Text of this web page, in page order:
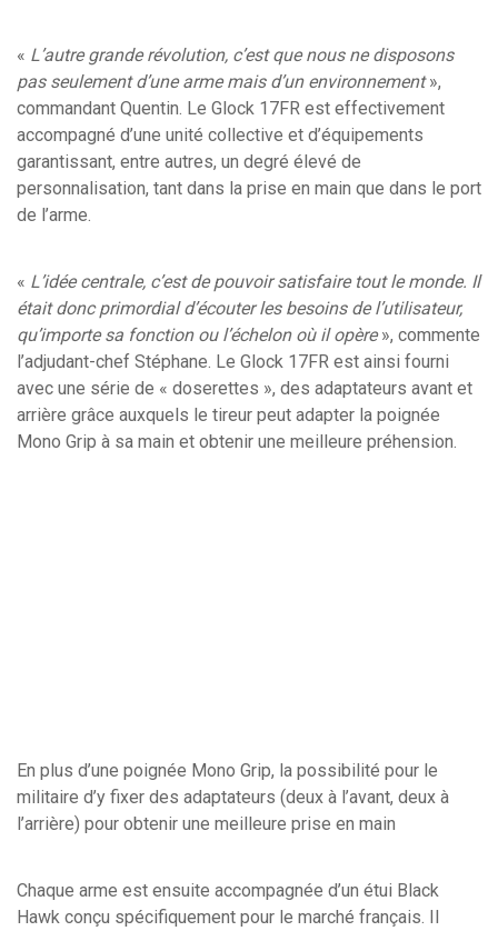
« L’autre grande révolution, c’est que nous ne disposons
pas seulement d’une arme mais d’un environnement»,
commandant Quentin. Le Glock 17FR est effectivement
accompagné d’une unité collective et d’équipements
garantissant, entre autres, un degré élevé de
personnalisation, tant dans la prise en main que dans le port
de l’arme.
« L’idée centrale, c’est de pouvoir satisfaire tout le monde. Il
était donc primordial d’écouter les besoins de l’utilisateur,
qu’importe sa fonction ou l’échelon où il opère», commente
l’adjudant-chef Stéphane. Le Glock 17FR est ainsi fourni
avec une série de « doserettes », des adaptateurs avant et
arrière grâce auxquels le tireur peut adapter la poignée
Mono Grip à sa main et obtenir une meilleure préhension.
En plus d’une poignée Mono Grip, la possibilité pour le
militaire d’y fixer des adaptateurs (deux à l’avant, deux à
l’arrière) pour obtenir une meilleure prise en main
Chaque arme est ensuite accompagnée d’un étui Black
Hawk conçu spécifiquement pour le marché français. Il